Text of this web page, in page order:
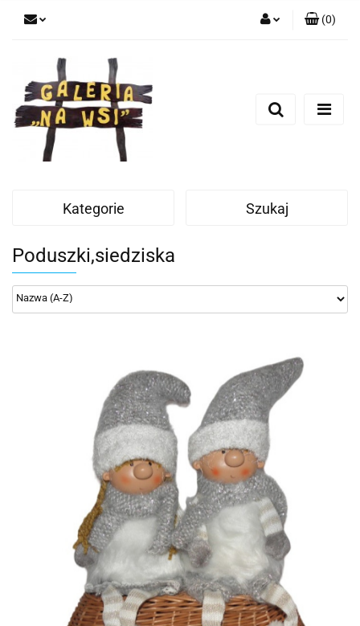
Dodaj zgłoszenie
(0)
Kategorie Szukaj
Poduszki,siedziska